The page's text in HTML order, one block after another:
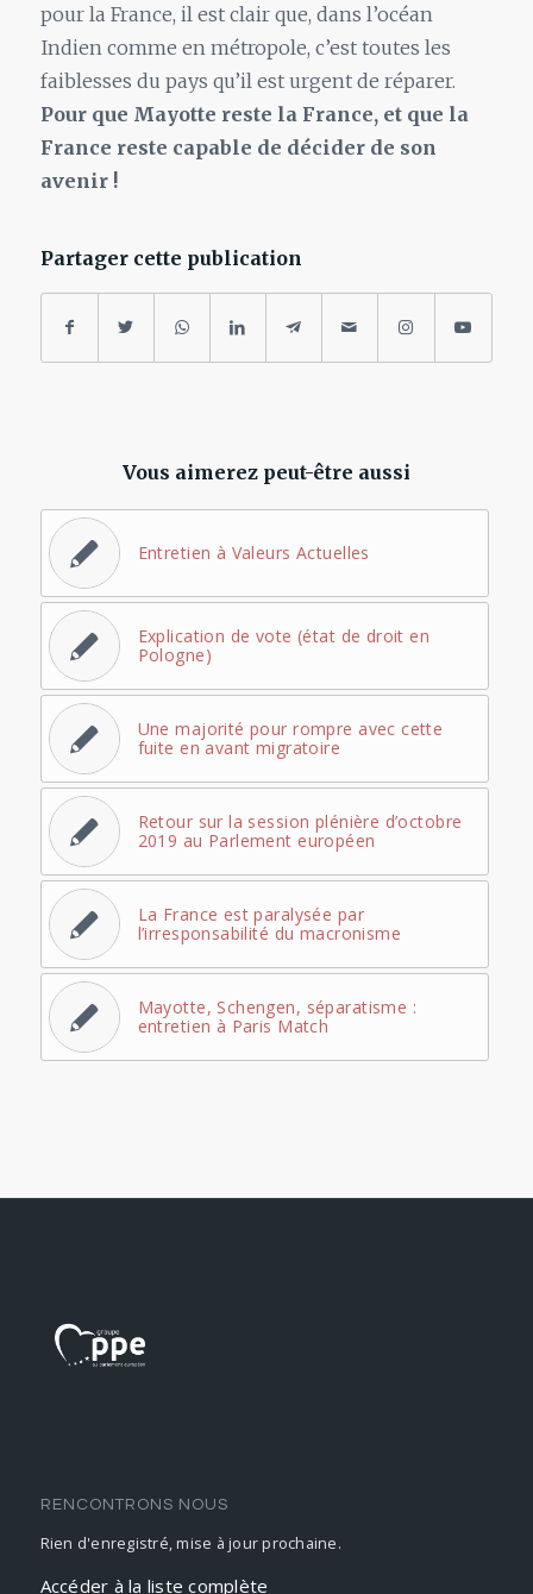
pour la France, il est clair que, dans l’océan
Indien comme en métropole, c’est toutes les
faiblesses du pays qu’il est urgent de réparer.
Pour que Mayotte reste la France, et que la
France reste capable de décider de son
avenir !
Partager cette publication
Vous aimerez peut-être aussi
Entretien à Valeurs Actuelles
Explication de vote (état de droit en
Pologne)
Une majorité pour rompre avec cette
fuite en avant migratoire
Retour sur la session plénière d’octobre
2019 au Parlement européen
La France est paralysée par
l’irresponsabilité du macronisme
Mayotte, Schengen, séparatisme :
entretien à Paris Match
RENCONTRONS NOUS
Rien d'enregistré, mise à jour prochaine.
Accéder à la liste complète